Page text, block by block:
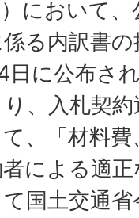
）において
る内訳書
日に公布さ
、入札契
、「材料
による適
国土交通